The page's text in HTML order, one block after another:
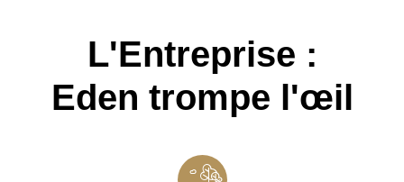
L'Entreprise :
Eden trompe l'œil